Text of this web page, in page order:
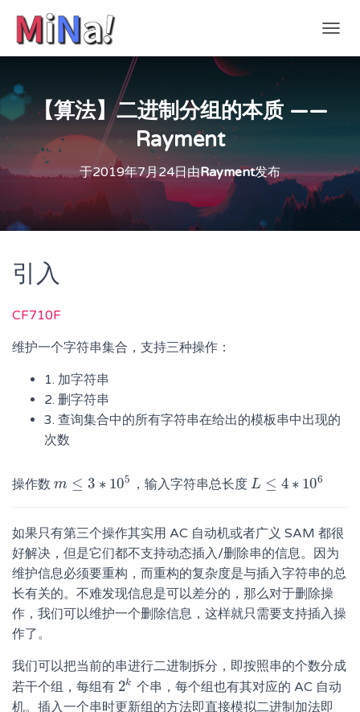
换
【算法】二进制分组的本质 ——
Rayment
于2019年7月24日由Rayment发布
引入
CF710F
维护一个字符串集合，支持三种操作：
1. 加字符串
2. 删字符串
3. 查询集合中的所有字符串在给出的模板串中出现的
次数
操作数 m ≤ 3 ∗ 105
m≤ 3∗10 5 ，输入字符串总长度 L ≤ 4 ∗ 106
L≤ 4∗10 6
如果只有第三个操作其实用 AC 自动机或者广义 SAM 都很
好解决，但是它们都不支持动态插入/删除串的信息。因为
维护信息必须要重构，而重构的复杂度是与插入字符串的总
长有关的。不难发现信息是可以差分的，那么对于删除操
作，我们可以维护一个删除信息，这样就只需要支持插入操
作了。
我们可以把当前的串进行二进制拆分，即按照串的个数分成
若干个组，每组有 2k
2k 个串，每个组也有其对应的 AC 自动
机。插入一个串时更新组的方法即直接模拟二进制加法即